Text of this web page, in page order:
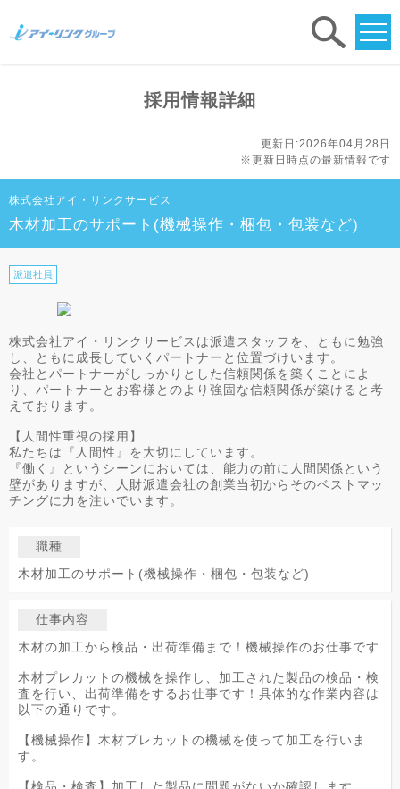
採用情報詳細
更新日:2026年04月28日
※更新日時点の最新情報です
株式会社アイ・リンクサービス
木材加工のサポート(機械操作・梱包・包装など)
派遣社員
株式会社アイ・リンクサービスは派遣スタッフを、ともに勉強
し、ともに成長していくパートナーと位置づけいます。
会社とパートナーがしっかりとした信頼関係を築くことによ
り、パートナーとお客様とのより強固な信頼関係が築けると考
えております。
【人間性重視の採用】
私たちは『人間性』を大切にしています。
『働く』というシーンにおいては、能力の前に人間関係という
壁がありますが、人財派遣会社の創業当初からそのベストマッ
チングに力を注いでいます。
職種
木材加工のサポート(機械操作・梱包・包装など)
仕事内容
木材の加工から検品・出荷準備まで！機械操作のお仕事です
木材プレカットの機械を操作し、加工された製品の検品・検
査を行い、出荷準備をするお仕事です！具体的な作業内容は
以下の通りです。
【機械操作】木材プレカットの機械を使って加工を行いま
す。